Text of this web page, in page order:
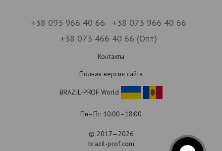
+38 093 966 40 66
+38 073 966 40 66
+38 073 466 40 66 (Опт)
Контакты
Полная версия сайта
BRAZIL-PROF World
Пн–Пт: 10:00–18:00
© 2017—2026
brazil-prof.com